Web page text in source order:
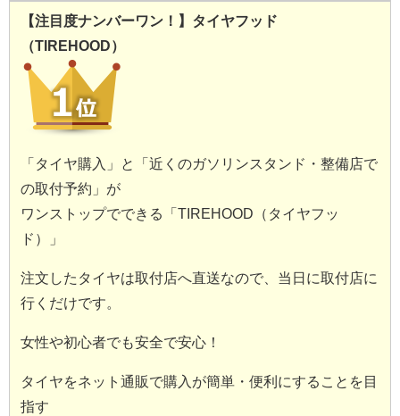
【注目度ナンバーワン！】タイヤフッド
（TIREHOOD）
「タイヤ購入」と「近くのガソリンスタンド・整備店で
の取付予約」が
ワンストップでできる「TIREHOOD（タイヤフッ
ド）」
注文したタイヤは取付店へ直送なので、当日に取付店に
行くだけです。
女性や初心者でも安全で安心！
タイヤをネット通販で購入が簡単・便利にすることを目
指す